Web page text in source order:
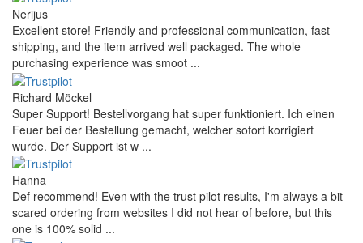
Nerijus
Excellent store! Friendly and professional communication, fast
shipping, and the item arrived well packaged. The whole
purchasing experience was smoot ...
Richard Möckel
Super Support! Bestellvorgang hat super funktioniert. Ich einen
Feuer bei der Bestellung gemacht, welcher sofort korrigiert
wurde. Der Support ist w ...
Hanna
Def recommend! Even with the trust pilot results, I'm always a bit
scared ordering from websites I did not hear of before, but this
one is 100% solid ...